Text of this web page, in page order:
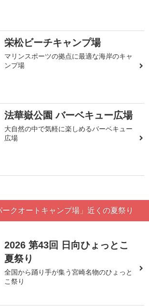
栄松ビーチキャンプ場
マリンスポーツの拠点に最適な海岸のキャ
ンプ場
法華嶽公園 バーベキュー広場
大自然の中で気軽に楽しめるバーベキュー
広場
ークオートキャンプ場」近くの夏祭り
2026 第43回 日向ひょっとこ
夏祭り
全国から踊り手が集う宮崎名物のひょっと
こ祭り